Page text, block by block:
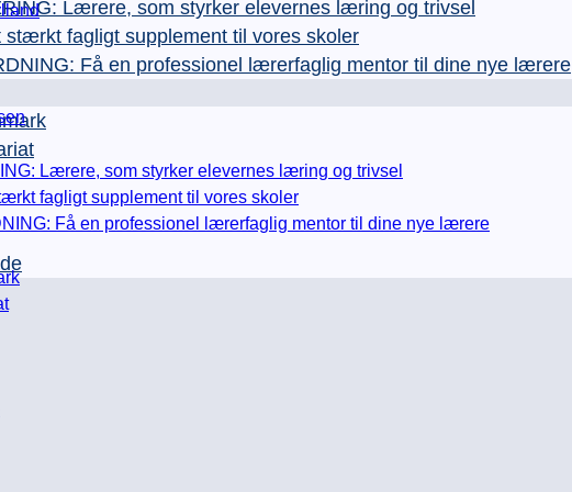
Lærere, som styrker elevernes læring og trivsel
stærkt fagligt supplement til vores skoler
Få en professionel lærerfaglig mentor til dine nye lærere
Lærere, som styrker elevernes læring og trivsel
fagligt supplement til vores skoler
Få en professionel lærerfaglig mentor til dine nye lærere